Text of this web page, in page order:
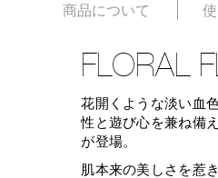
商品について
FLORAL
花開くような淡い血
性と遊び心を兼ね備
が登場。
肌本来の美しさを惹